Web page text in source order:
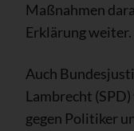
Maßnahmen
Erklärung weiter.
Auch
Lambrecht
gegen Politiker